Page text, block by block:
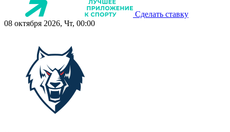
Сделать ставку
08 октября 2026, Чт, 00:00